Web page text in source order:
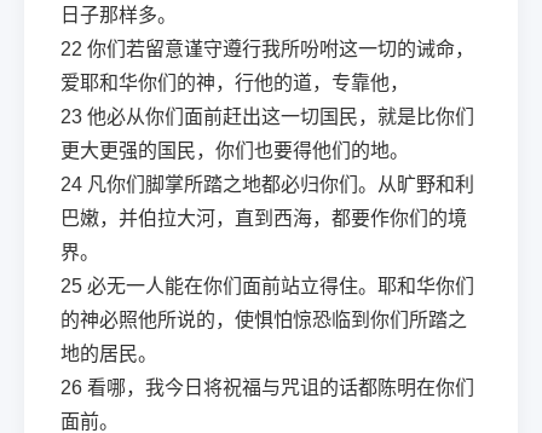
日子那样多。
22 你们若留意谨守遵行我所吩咐这一切的诫命，
爱耶和华你们的神，行他的道，专靠他，
23 他必从你们面前赶出这一切国民，就是比你们
更大更强的国民，你们也要得他们的地。
24 凡你们脚掌所踏之地都必归你们。从旷野和利
巴嫩，并伯拉大河，直到西海，都要作你们的境
界。
25 必无一人能在你们面前站立得住。耶和华你们
的神必照他所说的，使惧怕惊恐临到你们所踏之
地的居民。
26 看哪，我今日将祝福与咒诅的话都陈明在你们
面前。